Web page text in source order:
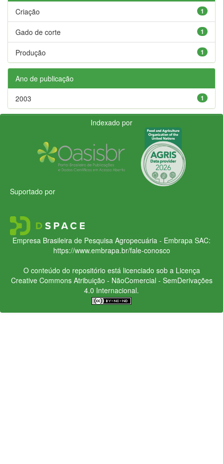
1
Criação
1
Gado de corte
1
Produção
Ano de publicação
1
2003
Indexado por
Suportado por
Empresa Brasileira de Pesquisa Agropecuária - Embrapa SAC:
https://www.embrapa.br/fale-conosco
O conteúdo do repositório está licenciado sob a Licença
Creative CommonsAtribuição - NãoComercial - SemDerivações
4.0 Internacional.